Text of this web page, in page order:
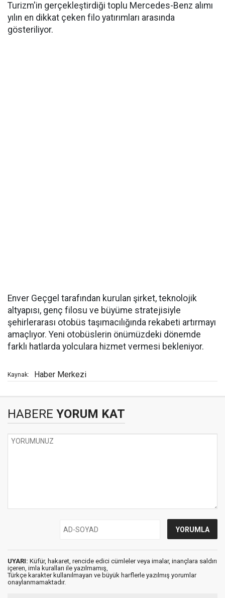
Turizm'in gerçekleştirdiği toplu Mercedes-Benz alımı
yılın en dikkat çeken filo yatırımları arasında
gösteriliyor.
Enver Geçgel tarafından kurulan şirket, teknolojik
altyapısı, genç filosu ve büyüme stratejisiyle
şehirlerarası otobüs taşımacılığında rekabeti artırmayı
amaçlıyor. Yeni otobüslerin önümüzdeki dönemde
farklı hatlarda yolculara hizmet vermesi bekleniyor.
Kaynak: Haber Merkezi
HABERE YORUM KAT
UYARI: Küfür, hakaret, rencide edici cümleler veya imalar, inançlara saldırı
içeren, imla kuralları ile yazılmamış,
Türkçe karakter kullanılmayan ve büyük harflerle yazılmış yorumlar
onaylanmamaktadır.